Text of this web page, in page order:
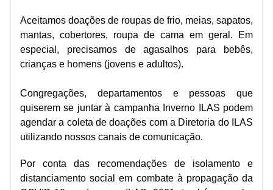
Aceitamos doações de roupas de frio, meias, sapatos,
mantas, cobertores, roupa de cama em geral. Em
especial, precisamos de agasalhos para bebês,
crianças e homens (jovens e adultos).
Congregações, departamentos e pessoas que
quiserem se juntar à campanha Inverno ILAS podem
agendar a coleta de doações com a Diretoria do ILAS
utilizando nossos canais de comunicação.
Por conta das recomendações de isolamento e
distanciamento social em combate à propagação da